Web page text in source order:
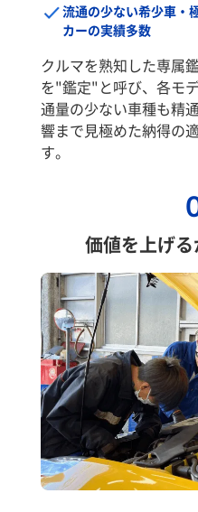
流通の少ない希少車・
カーの実績多数
クルマを熟知した専属
を"鑑定"と呼び、各モ
通量の少ない車種も精
響まで見極めた納得の
す。
価値を上げ